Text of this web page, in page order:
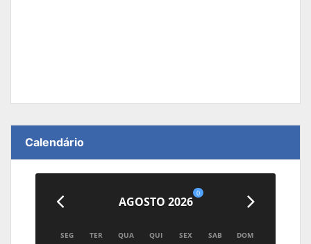
Calendário
AGOSTO 2026
0
SEG TER QUA QUI SEX SAB DOM